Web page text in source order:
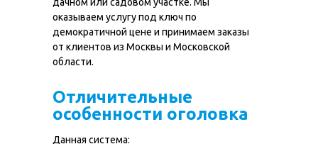
Отличительные
особенности оголовка
оказываем услугу под ключ по
демократичной цене и принимаем заказы
от клиентов из Москвы и Московской
области.
Данная система: